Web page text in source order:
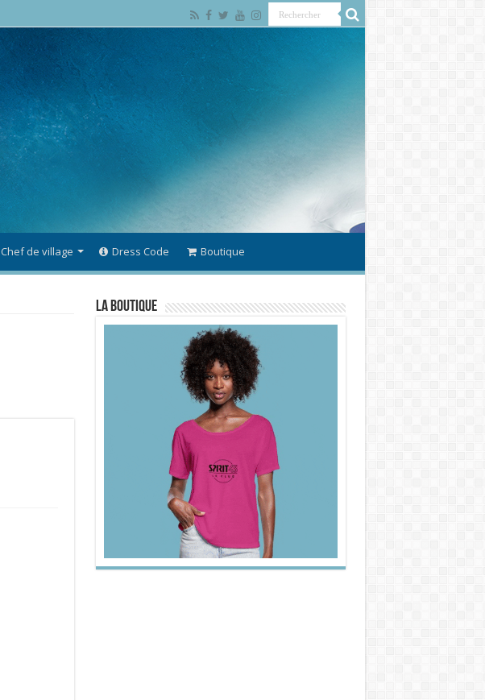
Chef de village Dress Code Boutique
La Boutique